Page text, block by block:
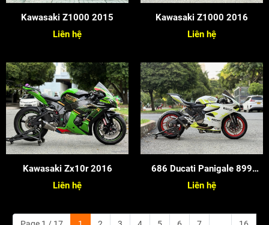
Kawasaki Z1000 2015
Liên hệ
Kawasaki Z1000 2016
Liên hệ
Kawasaki Zx10r 2016
Liên hệ
686 Ducati Panigale 899
2015
Liên hệ